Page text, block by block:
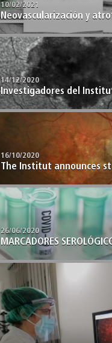
10/02/2021
Neovascularización y
14/12/2020
Investigadores del
16/10/2020
The Institut announces
26/06/2020
MARCADORES